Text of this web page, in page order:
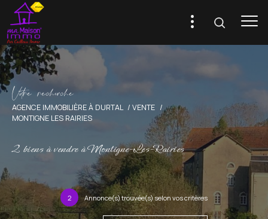
Vore recece
AGENCE IMMOBILIÈRE À DURTAL
VENTE
MONTIGNE LES RAIRIES
2 biens à vendre à Montigne-Les-Rairies
2 Annonce(s) trouvée(s) selon vos critères